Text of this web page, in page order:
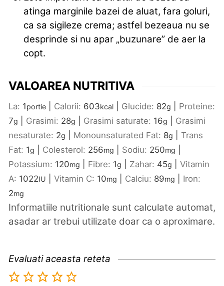
atinga marginile bazei de aluat, fara goluri,
ca sa sigileze crema; astfel bezeaua nu se
desprinde si nu apar „buzunare” de aer la
copt.
VALOAREA NUTRITIVA
La: 1portie Calorii: 603kcal Glucide: 82g
Proteine:
7g Grasimi: 28g Grasimi saturate: 16g
Grasimi
nesaturate: 2g Monounsaturated Fat: 8g
Trans
Fat: 1g Colesterol: 256mg Sodiu: 250mg
Potassium: 120mg Fibre: 1g Zahar: 45g
Vitamin
A: 1022IU Vitamin C: 10mg Calciu: 89mg
Iron:
2mg
Informatiile nutritionale sunt calculate automat,
asadar ar trebui utilizate doar ca o aproximare.
Evaluati aceasta reteta